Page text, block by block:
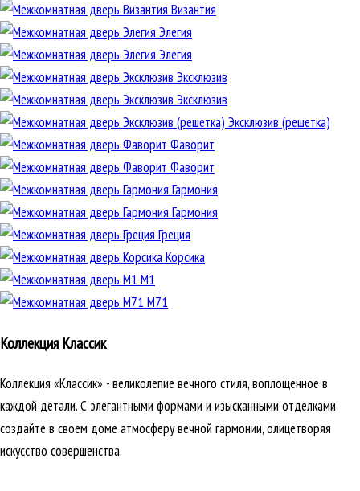
Византия
Элегия
Элегия
Эксклюзив
Эксклюзив
Эксклюзив (решетка)
Фаворит
Фаворит
Гармония
Гармония
Греция
Корсика
М1
М71
Коллекция Классик
Коллекция «Классик» - великолепие вечного стиля, воплощенное в
каждой детали. С элегантными формами и изысканными отделками
создайте в своем доме атмосферу вечной гармонии, олицетворяя
искусство совершенства.